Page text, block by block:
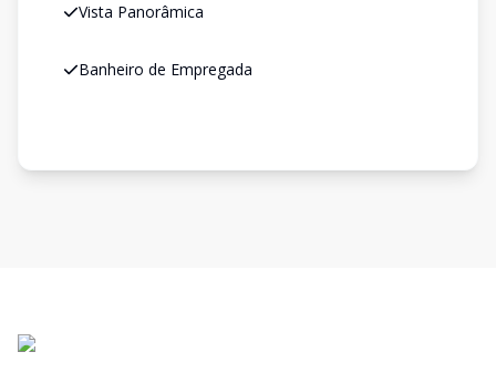
Vista Panorâmica
Banheiro de Empregada